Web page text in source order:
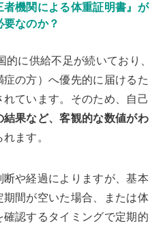
機関による体重証明書』が
なのか？
的に供給不足が続いており、
の方）へ優先的に届けるた
ています。そのため、自己
結果など、客観的な数値がわ
ます。
断や経過によりますが、基本
期間が空いた場合、または体
認するタイミングで定期的